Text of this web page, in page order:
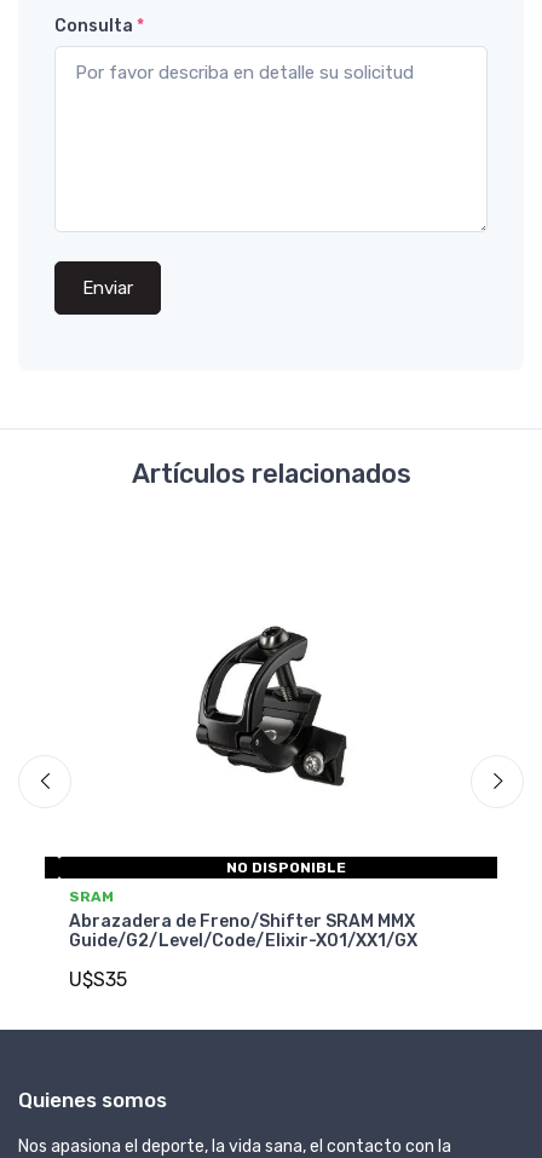
Consulta *
Enviar
Artículos relacionados
GX
NO DISPONIBLE
Abrazadera de Freno/Shifter SRAM/AVID
Matchmaker - Adaptador Derecha/
Quienes somos
Nos apasiona el deporte, la vida sana, el contacto con la